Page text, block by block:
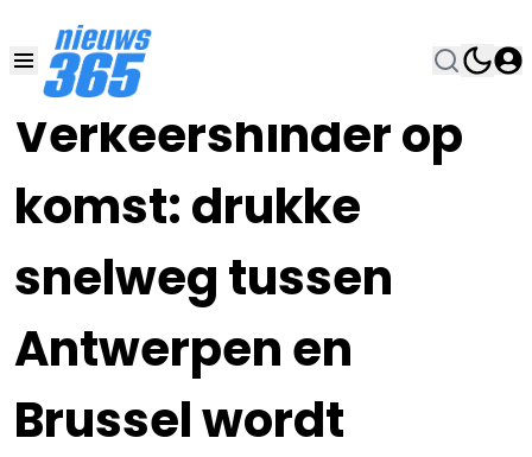
Verkeershinder op
komst: drukke
snelweg tussen
Antwerpen en
Brussel wordt
19 JUN , 14:00•